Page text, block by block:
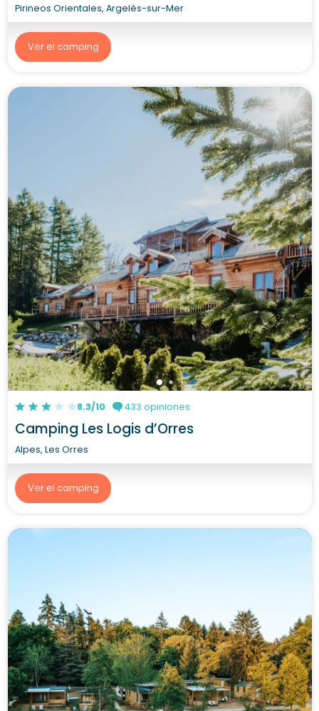
Pirineos Orientales, Argelès-sur-Mer
Ver el camping
8.3/10 433 opiniones
Camping Les Logis d’Orres
Alpes, Les Orres
Ver el camping